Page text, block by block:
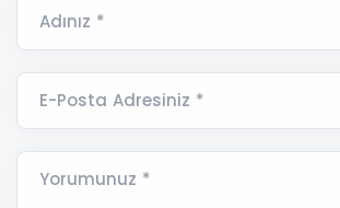
Adınız *
E-Posta Adresiniz *
Yorumunuz *